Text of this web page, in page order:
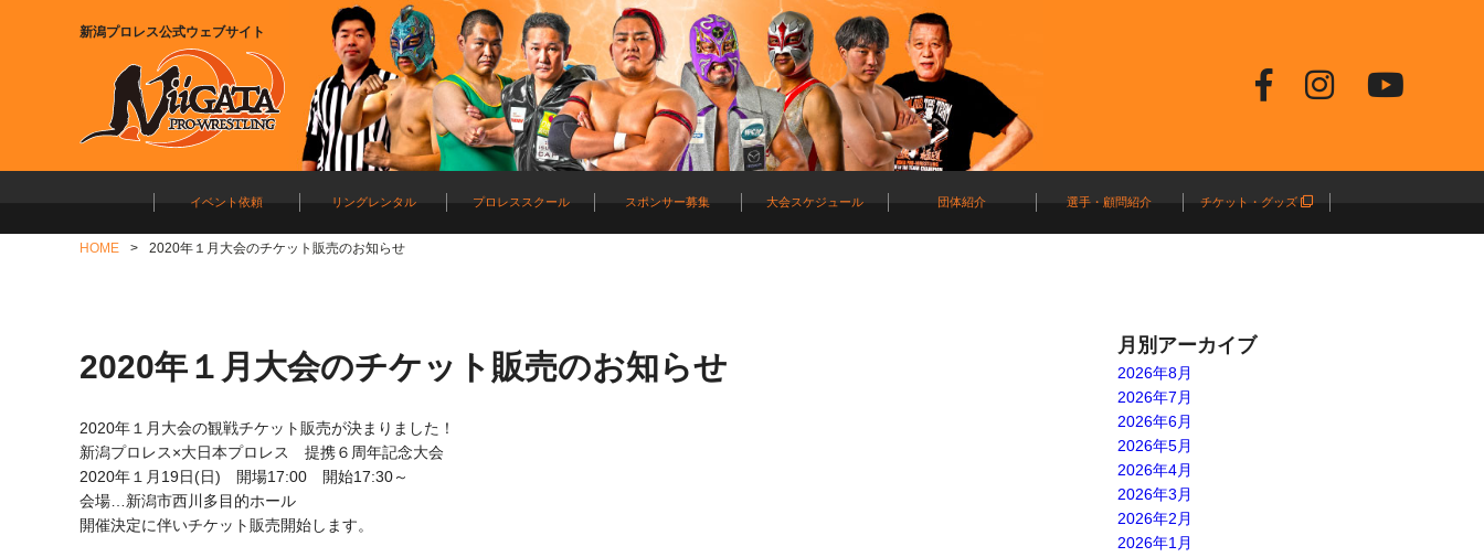
新潟プロレス公式ウェブサイト
イベント依頼 リングレンタル プロレススクール スポンサー募集 大会スケジュール 団体紹介 選手・顧問紹介 チケット・グッズ
HOME 2020年１月大会のチケット販売のお知らせ
2020年１月大会のチケット販売のお知らせ
2020年１月大会の観戦チケット販売が決まりました！
新潟プロレス×大日本プロレス 提携６周年記念大会
2020年１月19日(日) 開場17:00 開始17:30～
会場…新潟市西川多目的ホール
開催決定に伴いチケット販売開始します。
月別アーカイブ
2026年8月
2026年7月
2026年6月
2026年5月
2026年4月
2026年3月
2026年2月
2026年1月